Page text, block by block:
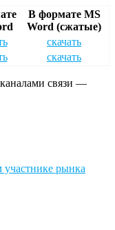
В формате MS
Word (сжатые)
скачать
скачать
связи —
рынка